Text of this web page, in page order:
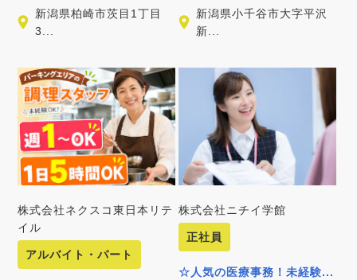
新潟県柏崎市茨目1丁目
3...
新潟県小千谷市大字平沢
新...
株式会社ネクスコ東日本リテ
イル
アルバイト・パート
株式会社ニチイ学館
正社員
☆人気の医療事務！未経験...